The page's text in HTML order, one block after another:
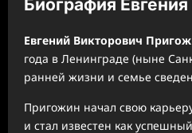
Биография
Евгений Викторович
года в Ленинграде (ныне
ранней жизни и семье
Пригожин начал свою
и стал известен как